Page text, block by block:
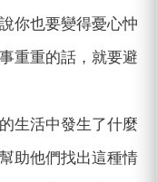
你也要變得憂心忡
重重的話，就要避
生活中發生了什麼
助他們找出這種情